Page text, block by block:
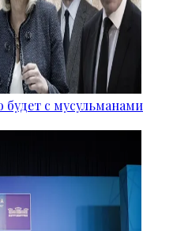
будет с мусульманами